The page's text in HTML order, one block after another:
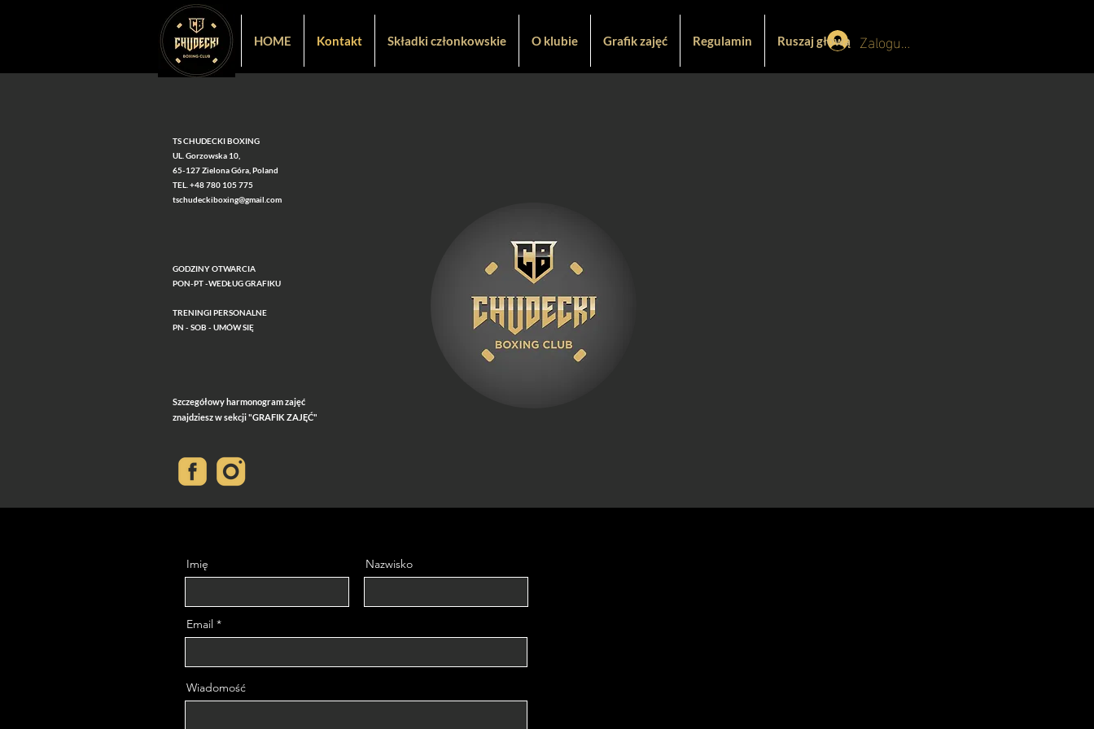
Zaloguj się
Ruszaj głową
Regulamin
Grafik zajęć
O klubie
Składki członkowskie
Kontakt
HOME
TS CHUDECKI BOXING
UL. Gorzowska 10,
65-127 Zielona Góra, Poland
TEL. +48 780 105 775
tschudeckiboxing@gmail.com
GODZINY OTWARCIA
PON-PT -WEDŁUG GRAFIKU
TRENINGI PERSONALNE
PN - SOB - UMÓW SIĘ
Szczegółowy harmonogram zajęć
znajdziesz w sekcji "GRAFIK ZAJĘĆ"
Imię Nazwisko
Email
Wiadomość